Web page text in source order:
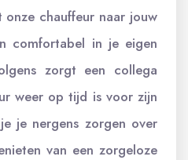
chauffeur naar jouw
comfortabel in je eigen
zorgt een collega
weer op tijd is voor zijn
je nergens zorgen over
van een zorgeloze